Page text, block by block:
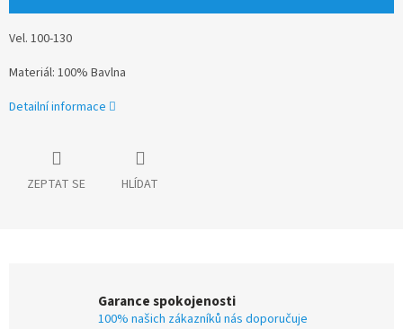
Vel. 100-130
Materiál: 100% Bavlna
Detailní informace
ZEPTAT SE HLÍDAT
Garance spokojenosti
100% našich zákazníků nás doporučuje